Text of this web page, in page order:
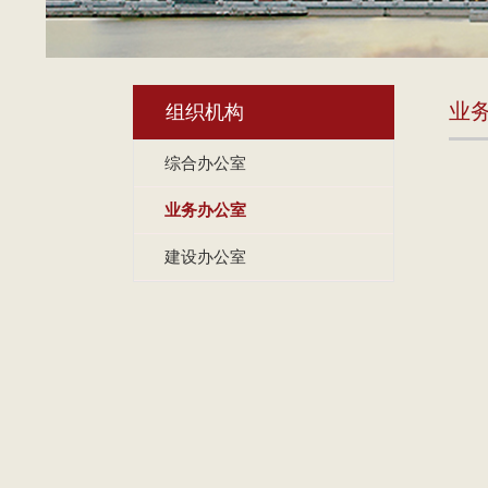
组织机构
综合办公室
业务办公室
建设办公室
业